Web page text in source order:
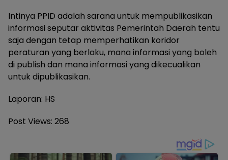
Intinya PPID adalah sarana untuk mempublikasikan
informasi seputar aktivitas Pemerintah Daerah tentu
saja dengan tetap memperhatikan koridor
peraturan yang berlaku, mana informasi yang boleh
di publish dan mana informasi yang dikecualikan
untuk dipublikasikan.
Laporan: HS
Post Views: 268